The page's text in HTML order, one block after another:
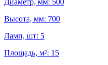
Высота, мм: 700
Ламп, шт: 5
Площадь, м²: 15